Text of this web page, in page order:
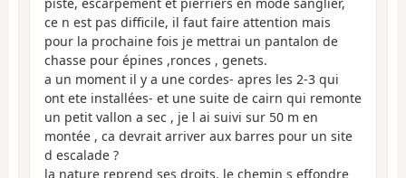
piste, escarpement et pierriers en mode sanglier,
ce n est pas difficile, il faut faire attention mais
pour la prochaine fois je mettrai un pantalon de
chasse pour épines ,ronces , genets.
a un moment il y a une cordes- apres les 2-3 qui
ont ete installées- et une suite de cairn qui remonte
un petit vallon a sec , je l ai suivi sur 50 m en
montée , ca devrait arriver aux barres pour un site
d escalade ?
la nature reprend ses droits, le chemin s effondre